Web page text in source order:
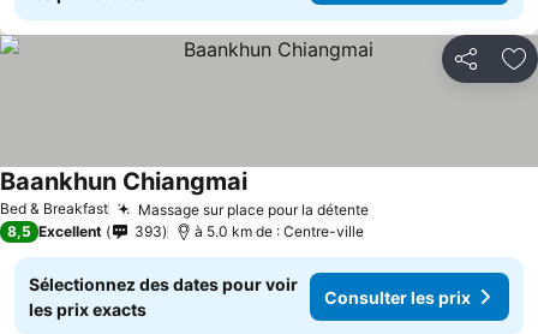
Partager
Bed & Breakfast Massage sur place pour la détente
Baankhun Chiangmai
8,5 Excellent 393 à 5.0 km de : Centre-ville
Sélectionnez des dates pour voir
les prix exacts
Consulter les prix